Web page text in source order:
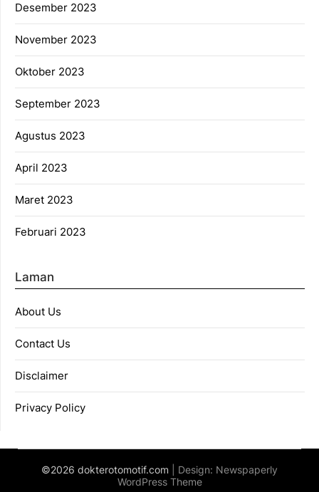
Desember 2023
November 2023
Oktober 2023
September 2023
Agustus 2023
April 2023
Maret 2023
Februari 2023
Laman
About Us
Contact Us
Disclaimer
Privacy Policy
©2026 dokterotomotif.com | Design: Newspaperly
WordPress Theme